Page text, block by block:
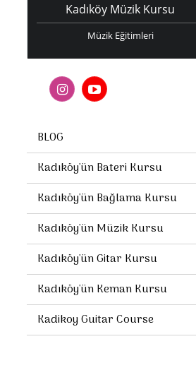
Kadıköy Müzik Kursu
Müzik Eğitimleri
BLOG
Kadıköy'ün Bateri Kursu
Kadıköy'ün Bağlama Kursu
Kadıköy'ün Müzik Kursu
Kadıköy'ün Gitar Kursu
Kadıköy'ün Keman Kursu
Kadikoy Guitar Course